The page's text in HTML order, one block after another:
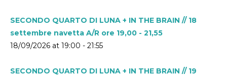
SECONDO QUARTO DI LUNA + IN THE BRAIN // 18
settembre navetta A/R ore 19,00 - 21,55
18/09/2026 at 19:00 - 21:55
SECONDO QUARTO DI LUNA + IN THE BRAIN // 19